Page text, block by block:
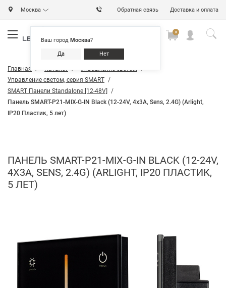
Москва
Ваш город Москва?
Да Нет
Обратная связь Доставка и оплата
0
Главная Каталог
Управление светом
Управление светом, серия SMART
SMART Панели Standalone [12-48V]
Панель SMART-P21-MIX-G-IN Black (12-24V, 4x3A, Sens, 2.4G) (Arlight,
IP20 Пластик, 5 лет)
ПАНЕЛЬ SMART-P21-MIX-G-IN BLACK (12-24V,
4X3A, SENS, 2.4G) (ARLIGHT, IP20 ПЛАСТИК,
5 ЛЕТ)